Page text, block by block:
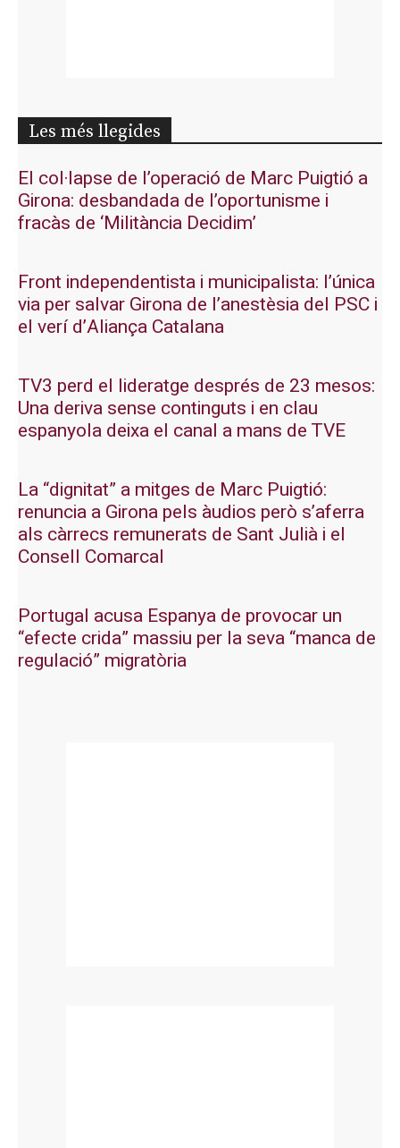
Les més llegides
El col·lapse de l’operació de Marc Puigtió a
Girona: desbandada de l’oportunisme i
fracàs de ‘Militància Decidim’
Front independentista i municipalista: l’única
via per salvar Girona de l’anestèsia del PSC i
el verí d’Aliança Catalana
TV3 perd el lideratge després de 23 mesos:
Una deriva sense continguts i en clau
espanyola deixa el canal a mans de TVE
La “dignitat” a mitges de Marc Puigtió:
renuncia a Girona pels àudios però s’aferra
als càrrecs remunerats de Sant Julià i el
Consell Comarcal
Portugal acusa Espanya de provocar un
“efecte crida” massiu per la seva “manca de
regulació” migratòria